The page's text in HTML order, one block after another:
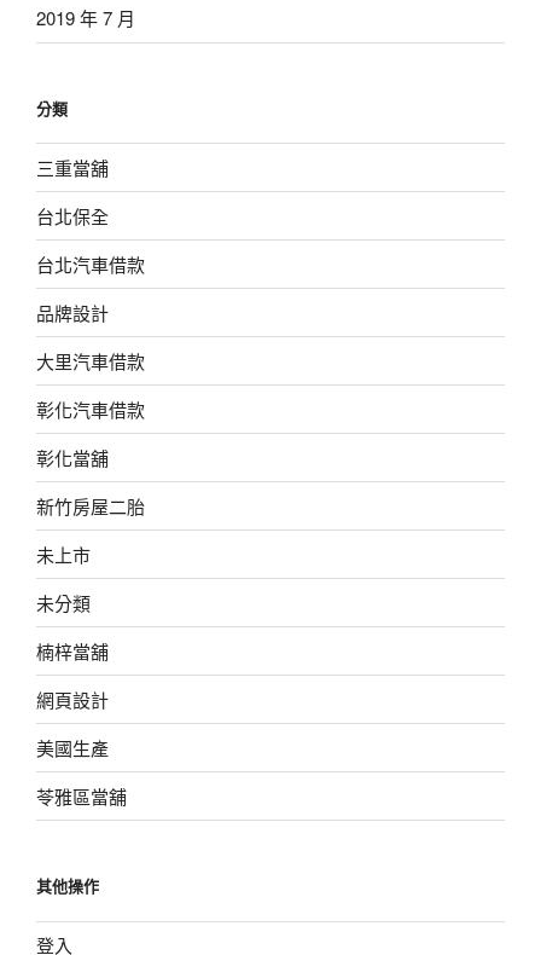
2019 年 7 月
分類
三重當舖
台北保全
台北汽車借款
品牌設計
大里汽車借款
彰化汽車借款
彰化當舖
新竹房屋二胎
未上市
未分類
楠梓當舖
網頁設計
美國生產
苓雅區當舖
其他操作
登入